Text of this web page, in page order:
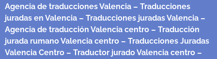
Agencia de traducciones Valencia – Traducciones
juradas en Valencia – Traducciones juradas Valencia –
Agencia de traducción Valencia centro – Traducción
jurada rumano Valencia centro – Traducciones Juradas
Valencia Centro – Traductor jurado Valencia centro –